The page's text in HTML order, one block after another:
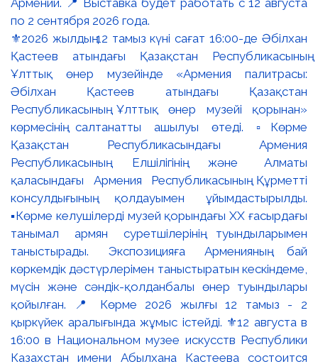
⚜️2026 жылдың 12 тамыз күні сағат 16:00-де Әбілхан
Қастеев атындағы Қазақстан Республикасының
Ұлттық өнер музейінде «Армения палитрасы:
Әбілхан Қастеев атындағы Қазақстан
Республикасының Ұлттық өнер музейі қорынан»
көрмесінің салтанатты ашылуы өтеді. ▫️Көрме
Қазақстан Республикасындағы Армения
Республикасының Елшілігінің және Алматы
қаласындағы Армения Республикасының Құрметті
консулдығының қолдауымен ұйымдастырылды.
▪️Көрме келушілерді музей қорындағы ХХ ғасырдағы
танымал армян суретшілерінің туындыларымен
таныстырады. Экспозицияға Арменияның бай
көркемдік дәстүрлерімен таныстыратын кескіндеме,
мүсін және сәндік-қолданбалы өнер туындылары
қойылған. 📍 Көрме 2026 жылғы 12 тамыз - 2
қыркүйек аралығында жұмыс істейді. ⚜️12 августа в
16:00 в Национальном музее искусств Республики
Казахстан имени Абылхана Кастеева состоится